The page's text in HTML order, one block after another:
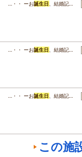
…・・ ーお誕生日 、結婚記…
…・・ ーお誕生日 、結婚記…
…・・ ーお誕生日 、結婚記…
この施